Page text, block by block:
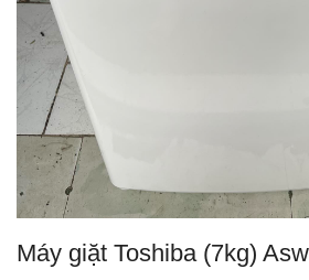
Máy giặt Toshiba (7kg)